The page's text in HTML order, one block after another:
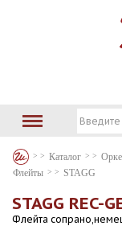
Каталог
Флейты
STAGG
STAGG REC-
Флейта